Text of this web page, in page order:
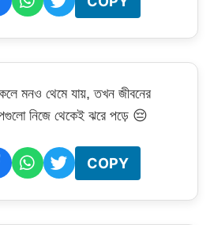
মনও থেমে যায়, তখন জীবনের
নিজে থেকেই ঝরে পড়ে 😔
COPY